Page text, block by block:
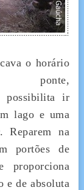
o horário
ponte,
possibilita ir
lago e uma
Reparem na
portões de
proporciona
e de absoluta